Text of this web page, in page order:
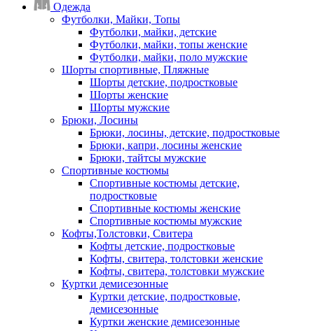
Одежда
Футболки, Майки, Топы
Футболки, майки, детские
Футболки, майки, топы женские
Футболки, майки, поло мужские
Шорты спортивные, Пляжные
Шорты детские, подростковые
Шорты женские
Шорты мужские
Брюки, Лосины
Брюки, лосины, детские, подростковые
Брюки, капри, лосины женские
Брюки, тайтсы мужские
Спортивные костюмы
Спортивные костюмы детские,
подростковые
Спортивные костюмы женские
Спортивные костюмы мужские
Кофты,Толстовки, Свитера
Кофты детские, подростковые
Кофты, свитера, толстовки женские
Кофты, свитера, толстовки мужские
Куртки демисезонные
Куртки детские, подростковые,
демисезонные
Куртки женские демисезонные